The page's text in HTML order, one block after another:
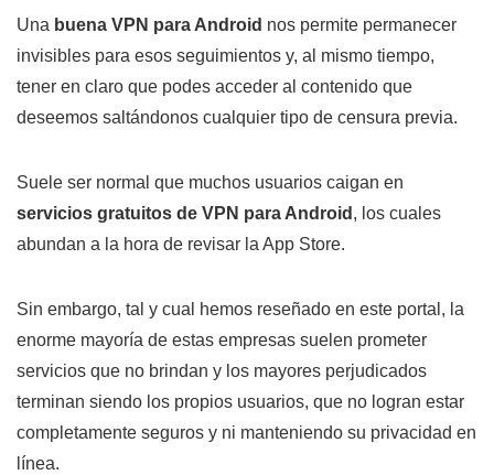
Una buena VPN para Android nos permite permanecer
invisibles para esos seguimientos y, al mismo tiempo,
tener en claro que podes acceder al contenido que
deseemos saltándonos cualquier tipo de censura previa.
Suele ser normal que muchos usuarios caigan en
servicios gratuitos de VPN para Android , los cuales
abundan a la hora de revisar la App Store.
Sin embargo, tal y cual hemos reseñado en este portal, la
enorme mayoría de estas empresas suelen prometer
servicios que no brindan y los mayores perjudicados
terminan siendo los propios usuarios, que no logran estar
completamente seguros y ni manteniendo su privacidad en
línea.